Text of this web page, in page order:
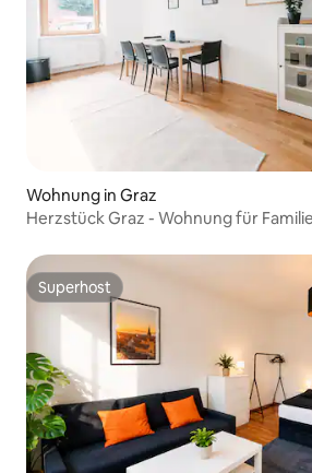
Wohnung in Graz
Herzstück Graz - Wohnung für
Superhost
Superhost